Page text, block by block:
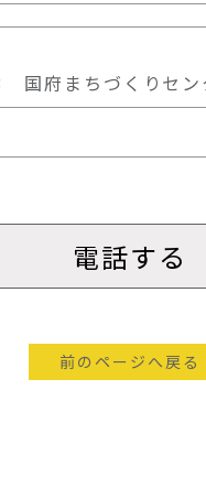
府まちづくりセン
電話する
前のページへ戻る